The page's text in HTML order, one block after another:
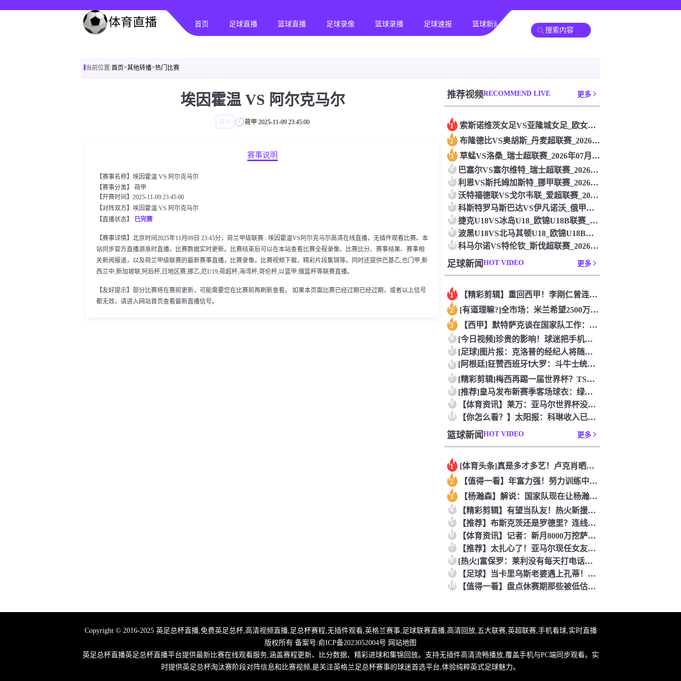
首页 足球直播 篮球直播 足球录像 篮球录播 足球速报 篮球新闻 其他转播
当前位置:首页>其他转播>热门比赛
埃因霍温 VS 阿尔克马尔
荷甲 荷甲 2025-11-09 23:45:00
赛事说明
【赛事名称】埃因霍温 VS 阿尔克马尔
【赛事分类】 荷甲
【开赛时间】2025-11-09 23:45:00
【对阵双方】埃因霍温 VS 阿尔克马尔
【直播状态】 已完赛
【赛事详情】北京时间2025年11月09日 23:45分，荷兰甲级联赛 : 埃因霍温VS阿尔克马尔高清在线直播，无插件观看比赛。本
站同步官方直播源准时直播，比赛数据实时更新。比赛结束后可以在本站查看比赛全程录像、比赛比分、赛事结果、赛事相
关新闻报道，以及荷兰甲级联赛的最新赛事直播，比赛录像，比赛视频下载，精彩片段集锦等。同时还提供巴基乙,也门甲,新
西兰中,新加坡联,阿后杯,日地区赛,挪乙,厄U19,荷超杯,海湾杯,哥伦杯,以篮甲,俄篮杯等联赛直播。
【友好提示】部分比赛将在赛前更新，可能需要您在比赛前再刷新查看。 如果本页面比赛已经过期已经过期，或者以上信号
都无效，请进入网站首页查看最新直播信号。
推荐视频RECOMMEND LIVE 更多
1 索斯诺维茨女足VS亚隆城女足_欧女冠联赛_2026年07月2
2 布隆德比VS奥胡斯_丹麦超联赛_2026年07月26日
3 草蜢VS洛桑_瑞士超联赛_2026年07月26日
4 巴塞尔VS塞尔维特_瑞士超联赛_2026年07月26日
5 利恩VS斯托姆加斯特_挪甲联赛_2026年07月26日
6 沃特福德联VS戈尔韦联_爱超联赛_2026年07月26日
7 科斯特罗马斯巴达VS伊凡诺沃_俄甲联赛_2026年07月26
8 捷克U18VS冰岛U18_欧锦U18B联赛_2026年07月
9 波黑U18VS北马其顿U18_欧锦U18B联赛_2026年0
10 科马尔诺VS特伦钦_斯伐超联赛_2026年07月26日
足球新闻 HOT VIDEO 更多
1 【精彩剪辑】重回西甲！李刚仁曾连踢水爷4脚被罚下震惊足坛
2 [有道理嘛?]全市场：米兰希望2500万欧永久性出售S·希门
3 【西甲】默特萨克谈在国家队工作：德国足球塑造了我的人生，感谢
4 [今日视频]珍贵的影响！球迷把手机扔到了西班牙队的游行大巴上
5 [足球]图片报：克洛普的经纪人将随他一起进入德国队管理团队
6 [阿根廷]狂赞西班牙❗大罗：斗牛士统治力独一档，阿根廷有梅西
7 [精彩剪辑]梅西再踢一届世界杯？TSN足球分析师：存在可能性
8 [推荐]皇马发布新赛季客场球衣：绿色主色调，白色细节+经典肩
9 【体育资讯】莱万：亚马尔世界杯没踢出最佳水平 效力过巴萨后就
10 【你怎么看？】太阳报：科琳收入已超丈夫鲁尼 自己设计服装8岁
篮球新闻 HOT VIDEO 更多
1 [体育头条]真是多才多艺！卢克肖晒姆伯莫弹钢琴视频！
2 【值得一看】年富力强！努力训练中的约克雷斯！
3 【杨瀚森】解说：国家队现在让杨瀚森高位做轴已来不及了 多打打
4 【精彩剪辑】有望当队友！热火新援波蒂斯：詹姆斯是GOAT！我
5 【推荐】布斯克茨还是罗德里？连线博斯克：大师的选择会是谁？
6 【体育资讯】记者：新月8000万挖萨默维尔，米兰7400万买
7 【推荐】太扎心了！亚马尔现任女友昔日采访：毫无疑问更喜欢贝林
8 [热火]富保罗：莱利没有每天打电话问我老詹情况 我也告知其他
9 【足球】当卡里乌斯老婆遇上孔蒂！这解说阵容亮相，排场直接拉满
10 【值得一看】盘点休赛期那些被低估却值得关注的操作：尚帕尼低价
Copyright © 2016-2025 英足总杯直播,免费英足总杯,高清视频直播,足总杯赛程,无插件观看,英格兰赛事,足球联赛直播,高清回放,五大联赛,英超联赛,手机看球,实时直播
版权所有 备案号:俞ICP备2023052004号 网站地图
英足总杯直播英足总杯直播平台提供最新比赛在线观看服务,涵盖赛程更新、比分数据、精彩进球和集锦回放。支持无插件高清流畅播放,覆盖手机与PC端同步观看。实
时提供英足总杯淘汰赛阶段对阵信息和比赛视频,是关注英格兰足总杯赛事的球迷首选平台,体验纯粹英式足球魅力。